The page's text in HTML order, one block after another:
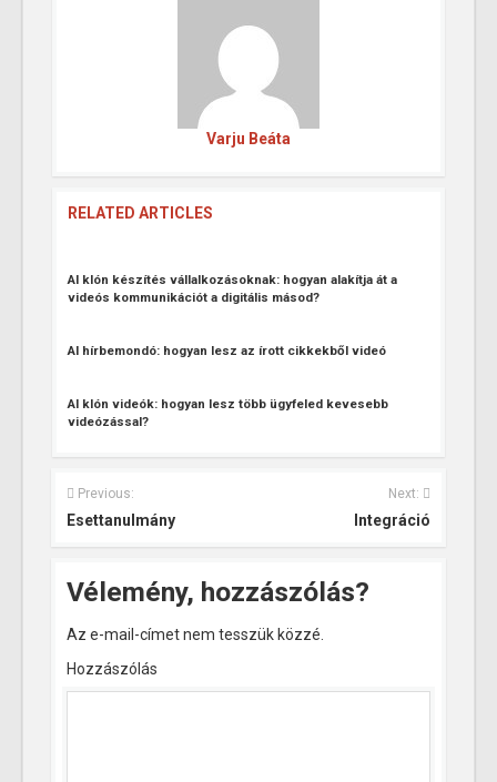
Varju Beáta
RELATED ARTICLES
AI klón készítés vállalkozásoknak: hogyan alakítja át a
videós kommunikációt a digitális másod?
AI hírbemondó: hogyan lesz az írott cikkekből videó
AI klón videók: hogyan lesz több ügyfeled kevesebb
videózással?
Previous:
Esettanulmány
Next:
Integráció
Vélemény, hozzászólás?
Az e-mail-címet nem tesszük közzé.
Hozzászólás